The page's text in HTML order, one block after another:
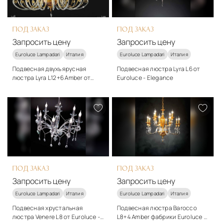
ПОД ЗАКАЗ
Запросить цену
Euroluce Lampadari Италия
Подвесная двухъярусная
люстра Lyra L12+6 Amber от
классический
Подробнее
Запросить цену
ПОД ЗАКАЗ
Запросить цену
Euroluce Lampadari Италия
Подвесная люстра Lyra L6 от
Euroluce - Elegance
классический
Подробнее
Запросить цену
ПОД ЗАКАЗ
Запросить цену
Euroluce Lampadari Италия
Подвесная хрустальная
люстра Venere L8 от Euroluce -
ПОД ЗАКАЗ
Запросить цену
Euroluce Lampadari Италия
Подвесная люстра Barocco
L8+4 Amber фабрики Euroluce -